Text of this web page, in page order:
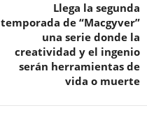
Llega la segunda
temporada de “Macgyver”
una serie donde la
creatividad y el ingenio
serán herramientas de
vida o muerte